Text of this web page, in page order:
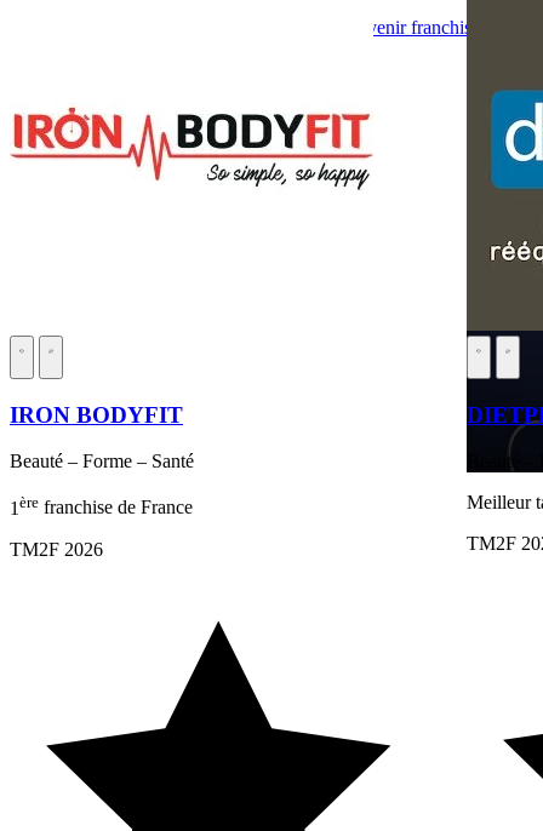
Devenir franchiseur
IRON BODYFIT
Beauté – Forme – Santé
1 ère franchise de France
TM2F 2026
Beauté
Meilleur
TM2F